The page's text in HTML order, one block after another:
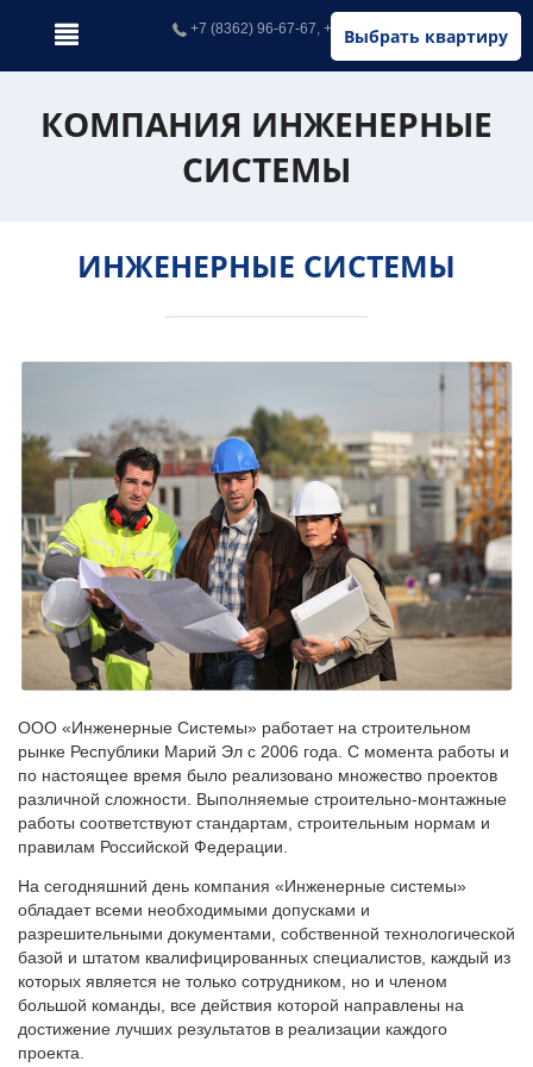
Выбрать квартиру
+7 (8362) 96-67-67, +7 (902) 326-67-67
КОМПАНИЯ ИНЖЕНЕРНЫЕ
СИСТЕМЫ
ИНЖЕНЕРНЫЕ СИСТЕМЫ
ООО «Инженерные Системы» работает на строительном
рынке Республики Марий Эл с 2006 года. С момента работы и
по настоящее время было реализовано множество проектов
различной сложности. Выполняемые строительно-монтажные
работы соответствуют стандартам, строительным нормам и
правилам Российской Федерации.
На сегодняшний день компания «Инженерные системы»
обладает всеми необходимыми допусками и
разрешительными документами, собственной технологической
базой и штатом квалифицированных специалистов, каждый из
которых является не только сотрудником, но и членом
большой команды, все действия которой направлены на
достижение лучших результатов в реализации каждого
проекта.